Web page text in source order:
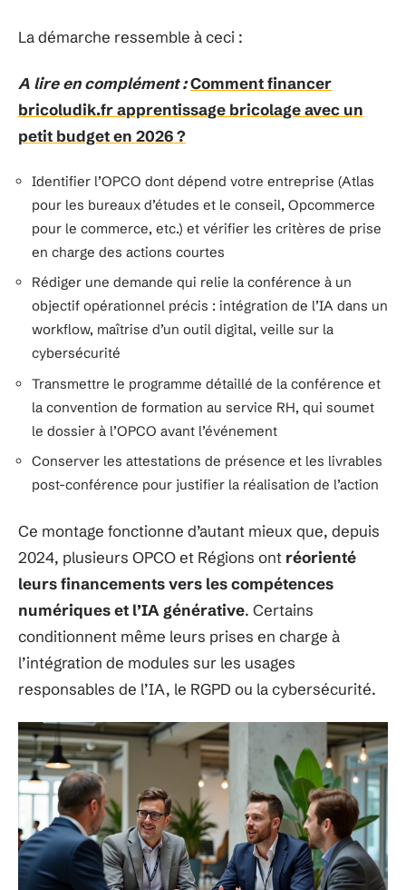
La démarche ressemble à ceci :
A lire en complément :Comment financer
bricoludik.fr apprentissage bricolage avec un
petit budget en 2026 ?
Identifier l’OPCO dont dépend votre entreprise (Atlas
pour les bureaux d’études et le conseil, Opcommerce
pour le commerce, etc.) et vérifier les critères de prise
en charge des actions courtes
Rédiger une demande qui relie la conférence à un
objectif opérationnel précis : intégration de l’IA dans un
workflow, maîtrise d’un outil digital, veille sur la
cybersécurité
Transmettre le programme détaillé de la conférence et
la convention de formation au service RH, qui soumet
le dossier à l’OPCO avant l’événement
Conserver les attestations de présence et les livrables
post-conférence pour justifier la réalisation de l’action
Ce montage fonctionne d’autant mieux que, depuis
2024, plusieurs OPCO et Régions ont réorienté
leurs financements vers les compétences
numériques et l’IA générative. Certains
conditionnent même leurs prises en charge à
l’intégration de modules sur les usages
responsables de l’IA, le RGPD ou la cybersécurité.